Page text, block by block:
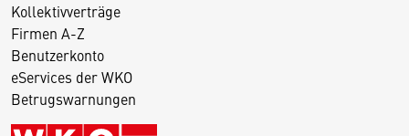
Kollektivverträge
Firmen A-Z
Benutzerkonto
eServices der WKO
Betrugswarnungen